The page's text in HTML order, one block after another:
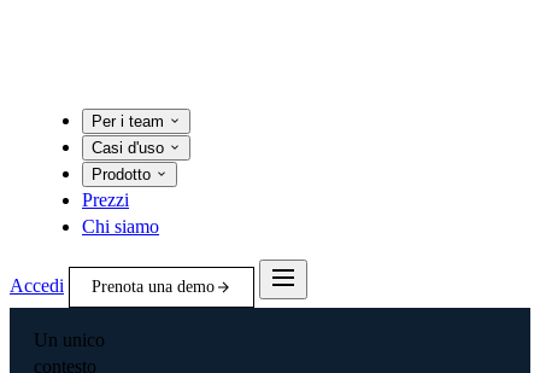
Per i team
Casi d'uso
Prodotto
Prezzi
Chi siamo
Accedi Prenota una demo
Un unico
contesto